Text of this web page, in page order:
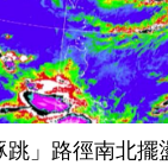
跳」路徑南北